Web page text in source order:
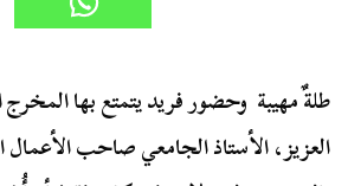
طلةٌ مهيبة وحضور فريد يتمتع بها
العزيز، الأستاذ الجامعي صاحب الأعمال